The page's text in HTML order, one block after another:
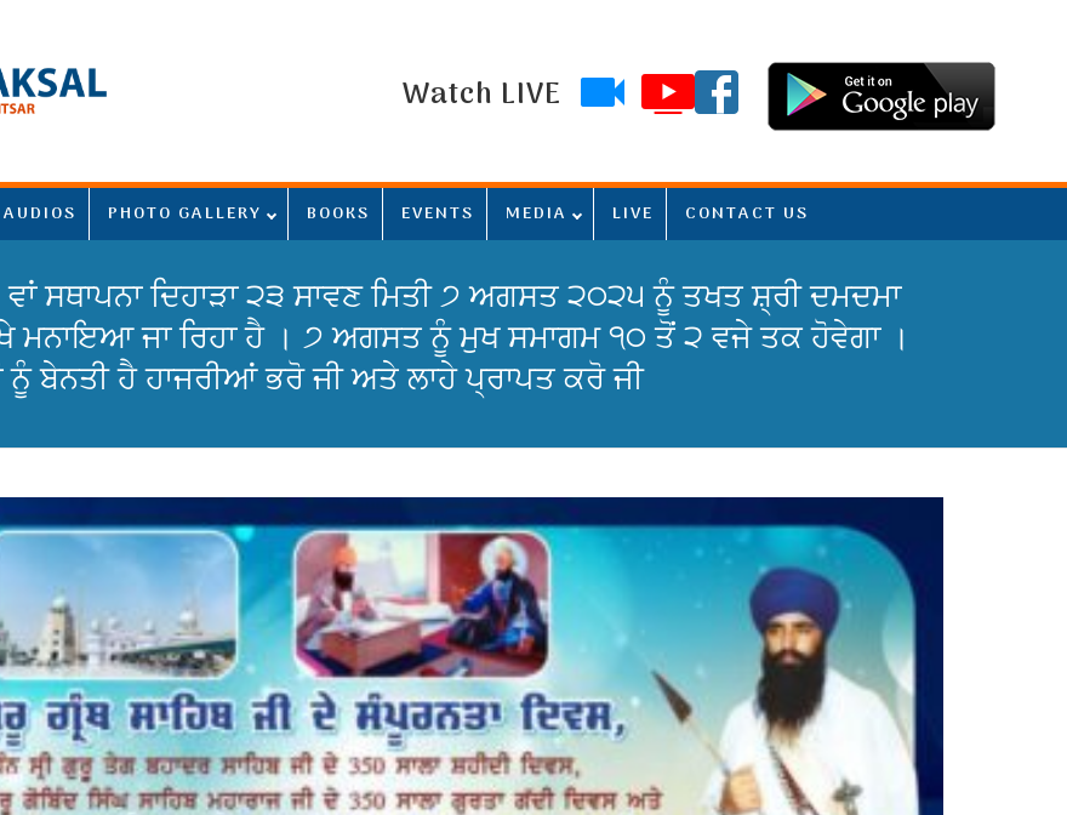
Watch LIVE
AUDIOS PHOTO GALLERY BOOKS EVENTS MEDIA LIVE CONTACT US
ਸਥਾਪਨਾ ਦਿਹਾੜਾ ੨੩ ਸਾਵਣ ਮਿਤੀ ੭ ਅਗਸਤ ੨੦੨੫ ਨੂੰ ਤਖਤ ਸ਼੍ਰੀ ਦਮਦਮਾ
ਮਨਾਇਆ ਜਾ ਰਿਹਾ ਹੈ । ੭ ਅਗਸਤ ਨੂੰ ਮੁਖ ਸਮਾਗਮ ੧੦ ਤੋਂ ੨ ਵਜੇ ਤਕ ਹੋਵੇਗਾ ।
ਬੇਨਤੀ ਹੈ ਹਾਜਰੀਆਂ ਭਰੋ ਜੀ ਅਤੇ ਲਾਹੇ ਪ੍ਰਾਪਤ ਕਰੋ ਜੀ